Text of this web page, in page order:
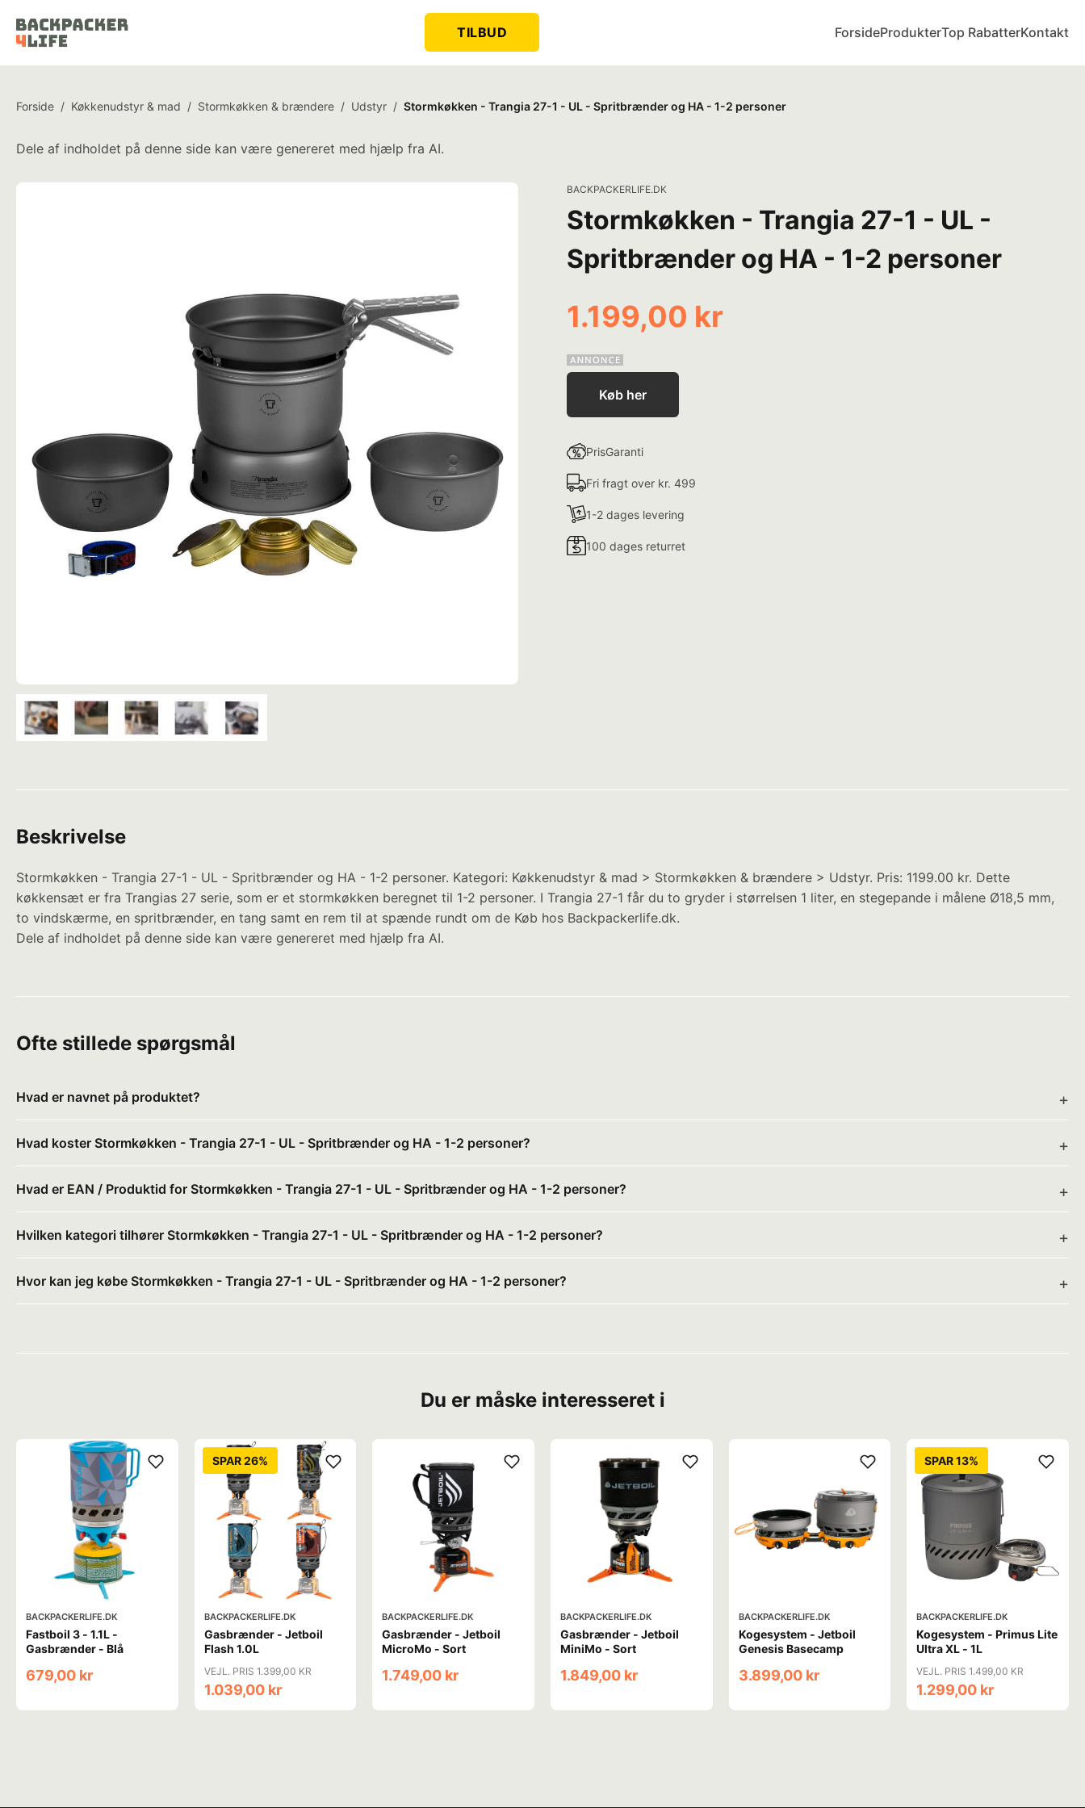
TILBUD ForsideProdukterTop RabatterKontakt
Forside / Køkkenudstyr & mad / Stormkøkken & brændere / Udstyr / Stormkøkken - Trangia 27-1 - UL - Spritbrænder og HA - 1-2 personer
Dele af indholdet på denne side kan være genereret med hjælp fra AI.
BACKPACKERLIFE.DK
Stormkøkken - Trangia 27-1 - UL -
Spritbrænder og HA - 1-2 personer
1.199,00 kr
Køb her
PrisGaranti
Fri fragt over kr. 499
1-2 dages levering
100 dages returret
Beskrivelse
Stormkøkken - Trangia 27-1 - UL - Spritbrænder og HA - 1-2 personer. Kategori: Køkkenudstyr & mad > Stormkøkken & brændere > Udstyr. Pris: 1199.00 kr. Dette
køkkensæt er fra Trangias 27 serie, som er et stormkøkken beregnet til 1-2 personer. I Trangia 27-1 får du to gryder i størrelsen 1 liter, en stegepande i målene Ø18,5 mm,
to vindskærme, en spritbrænder, en tang samt en rem til at spænde rundt om de Køb hos Backpackerlife.dk.
Dele af indholdet på denne side kan være genereret med hjælp fra AI.
Ofte stillede spørgsmål
Hvad er navnet på produktet?
Hvad koster Stormkøkken - Trangia 27-1 - UL - Spritbrænder og HA - 1-2 personer?
Hvad er EAN / Produktid for Stormkøkken - Trangia 27-1 - UL - Spritbrænder og HA - 1-2 personer?
Hvilken kategori tilhører Stormkøkken - Trangia 27-1 - UL - Spritbrænder og HA - 1-2 personer?
Hvor kan jeg købe Stormkøkken - Trangia 27-1 - UL - Spritbrænder og HA - 1-2 personer?
Du er måske interesseret i
BACKPACKERLIFE.DK
Fastboil 3 - 1.1L -
Gasbrænder - Blå
679,00 kr
SPAR 26%
BACKPACKERLIFE.DK
Gasbrænder - Jetboil
Flash 1.0L
VEJL. PRIS 1.399,00 KR
1.039,00 kr
BACKPACKERLIFE.DK
Gasbrænder - Jetboil
MicroMo - Sort
1.749,00 kr
BACKPACKERLIFE.DK
Gasbrænder - Jetboil
MiniMo - Sort
1.849,00 kr
BACKPACKERLIFE.DK
Kogesystem - Jetboil
Genesis Basecamp
3.899,00 kr
SPAR 13%
BACKPACKERLIFE.DK
Kogesystem - Primus Lite
Ultra XL - 1L
VEJL. PRIS 1.499,00 KR
1.299,00 kr